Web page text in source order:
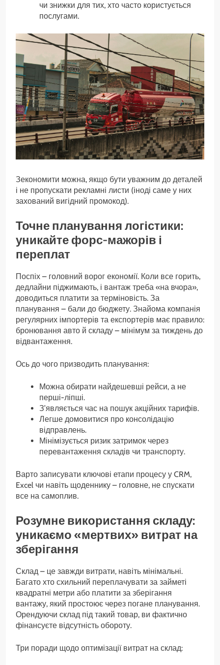
чи знижки для тих, хто часто користується
послугами.
Зекономити можна, якщо бути уважним до деталей
і не пропускати рекламні листи (іноді саме у них
захований вигідний промокод).
Точне планування логістики:
уникайте форс-мажорів і
переплат
Поспіх – головний ворог економії. Коли все горить,
дедлайни піджимають, і вантаж треба «на вчора»,
доводиться платити за терміновість. За
планування – бали до бюджету. Знайома компанія
регулярних імпортерів та експортерів має правило:
бронювання авто й складу – мінімум за тиждень до
відвантаження.
Ось до чого призводить планування:
Можна обирати найдешевші рейси, а не
перші-ліпші.
З’являється час на пошук акційних тарифів.
Легше домовитися про консолідацію
відправлень.
Мінімізується ризик затримок через
перевантаження складів чи транспорту.
Варто записувати ключові етапи процесу у CRM,
Excel чи навіть щоденнику – головне, не спускати
все на самоплив.
Розумне використання складу:
уникаємо «мертвих» витрат на
зберігання
Склад – це завжди витрати, навіть мінімальні.
Багато хто схильний переплачувати за займеті
квадратні метри або платити за зберігання
вантажу, який простоює через погане планування.
Орендуючи склад під такий товар, ви фактично
фінансуєте відсутність обороту.
Три поради щодо оптимізації витрат на склад: